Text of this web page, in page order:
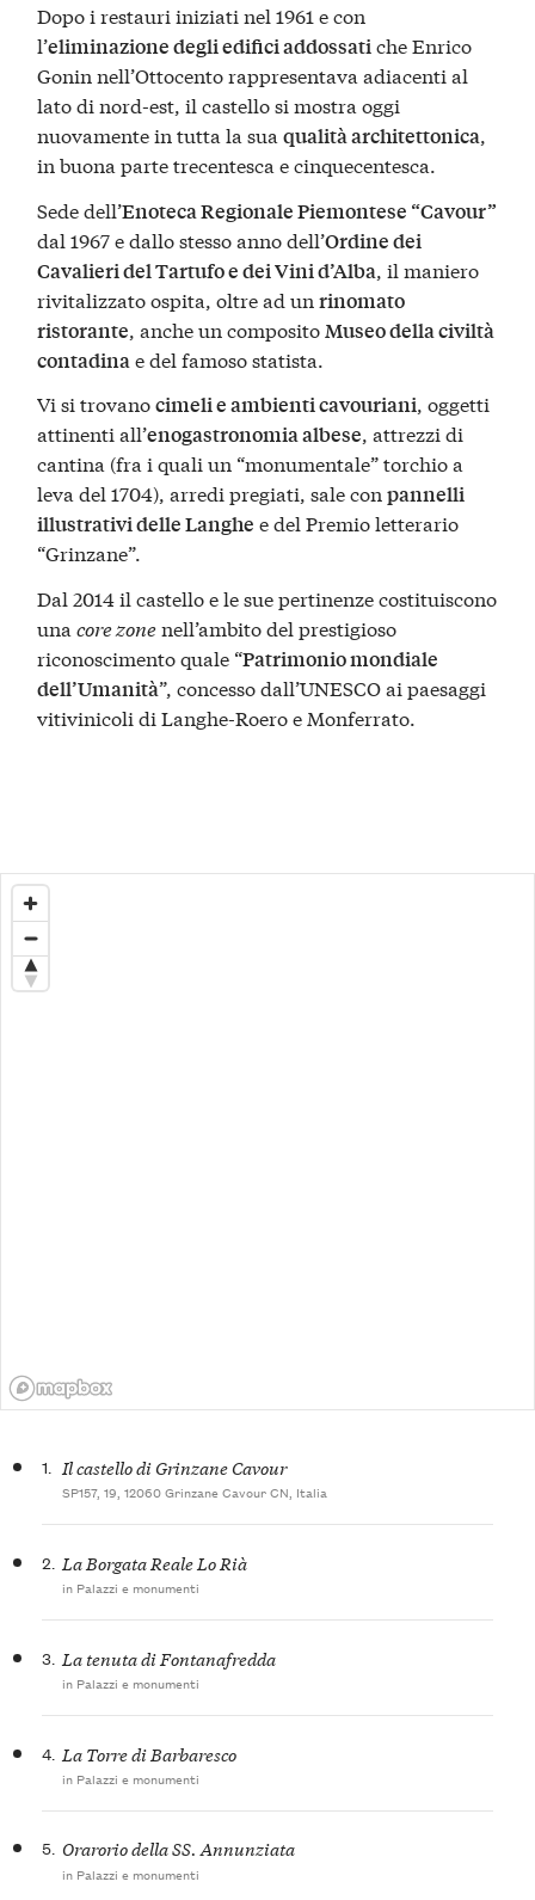
Dopo i restauri iniziati nel 1961 e con
l’eliminazione degli edifici addossatiche Enrico
Gonin nell’Ottocento rappresentava adiacenti al
lato di nord-est, il castello si mostra oggi
nuovamente in tutta la suaqualità architettonica,
in buona parte trecentesca e cinquecentesca.
Sede dell’Enoteca Regionale Piemontese “Cavour”
dal 1967 e dallo stesso anno dell’Ordine dei
Cavalieri del Tartufo e dei Vini d’Alba, il maniero
rivitalizzato ospita, oltre ad unrinomato
ristorante, anche un compositoMuseo della civiltà
contadinae del famoso statista.
Vi si trovanocimeli e ambienti cavouriani, oggetti
attinenti all’enogastronomia albese, attrezzi di
cantina (fra i quali un “monumentale” torchio a
leva del 1704), arredi pregiati, sale conpannelli
illustrativi delle Langhe e del Premio letterario
“Grinzane”.
Dal 2014 il castello e le sue pertinenze costituiscono
unacore zonenell’ambito del prestigioso
riconoscimento quale “Patrimonio mondiale
dell’Umanità”, concesso dall’UNESCO ai paesaggi
vitivinicoli di Langhe-Roero e Monferrato.
1. Il castello di Grinzane Cavour
SP157, 19, 12060 Grinzane Cavour CN, Italia
2. La Borgata Reale Lo Rià
in Palazzi e monumenti
3. La tenuta di Fontanafredda
in Palazzi e monumenti
4. La Torre di Barbaresco
in Palazzi e monumenti
5. Orarorio della SS. Annunziata
in Palazzi e monumenti